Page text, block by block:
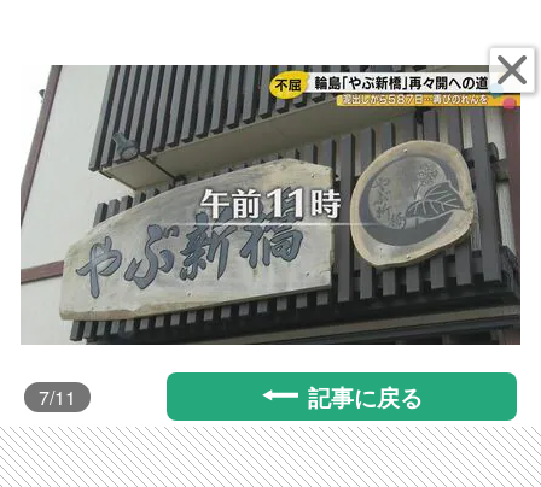
7/11 記事に戻る